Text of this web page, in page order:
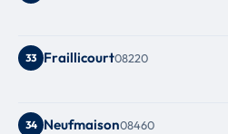
33 Fraillicourt08220
34 Neufmaison08460